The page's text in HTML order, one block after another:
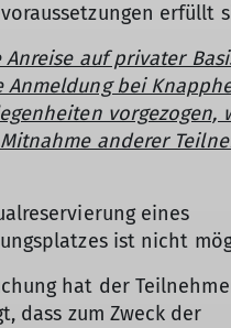
erfüllt
auf privater
Anmeldung bei
vorgezogen,
anderer
eines
ist nicht
hat der
dass zum Zweck der